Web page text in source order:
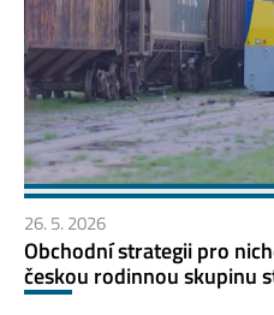
26. 5. 2026
Obchodní strategii pro
českou rodinnou skupinu